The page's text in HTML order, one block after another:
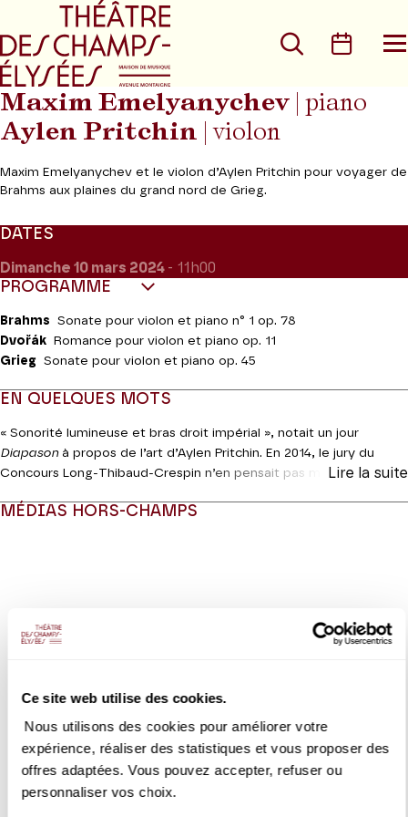
Ce site web utilise des cookies.
Nous utilisons des cookies pour améliorer votre
expérience, réaliser des statistiques et vous proposer des
offres adaptées. Vous pouvez accepter, refuser ou
personnaliser vos choix.
Aller au menu principal
Rechercher
Maxim Emelyanychev | piano
Aylen Pritchin | violon
Maxim Emelyanychev et le violon d’Aylen Pritchin pour voyager de
Brahms aux plaines du grand nord de Grieg.
DATES
Dimanche 10 mars 2024 - 11h00
PROGRAMME
Brahms
Sonate pour violon et piano n° 1 op. 78
Dvořák
Romance pour violon et piano op. 11
Grieg Sonate pour violon et piano op. 45
EN QUELQUES MOTS
« Sonorité lumineuse et bras droit impérial », notait un jour
Diapasonà propos de l’art d’Aylen Pritchin. En 2014, le jury du
Concours Long-Thibaud-Crespin n’en pensait pas moins en lui
Maxim Emelyanychev, partenaire brahmsien pour les micros
le maître écrit pour la jeunesse : la violoniste à laquelle il pense n’a
Coréalisation Jeanine Roze Production | Théâtre des Champs-
Lire la suite
MÉDIAS HORS-CHAMPS
VIDEO
CONCERT | EXTRAIT
Maxim Emelyanychev &
Aylen Pritchin
Brahms